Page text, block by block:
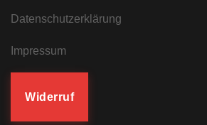
Datenschutzerklärung
Impressum
Widerruf